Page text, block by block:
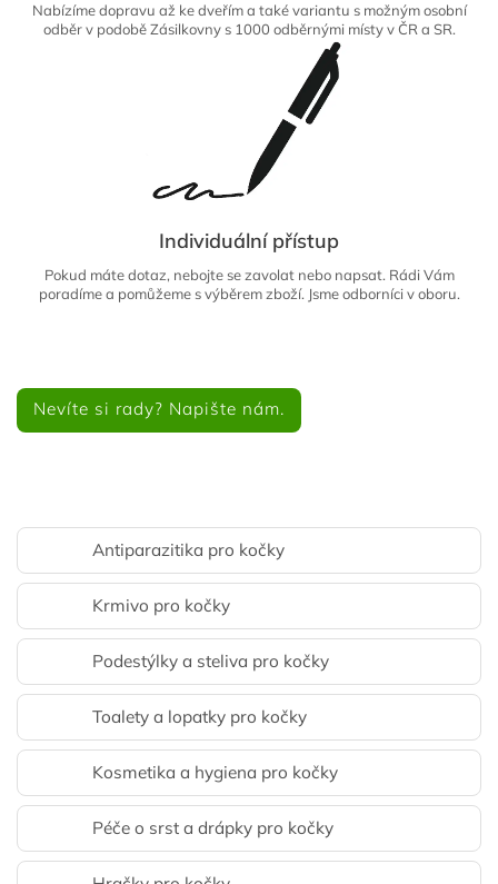
Nabízíme dopravu až ke dveřím a také variantu s možným osobní
odběr v podobě Zásilkovny s 1000 odběrnými místy v ČR a SR.
Individuální přístup
Pokud máte dotaz, nebojte se zavolat nebo napsat. Rádi Vám
poradíme a pomůžeme s výběrem zboží. Jsme odborníci v oboru.
Nevíte si rady? Napište nám.
Antiparazitika pro kočky
Krmivo pro kočky
Podestýlky a steliva pro kočky
Toalety a lopatky pro kočky
Kosmetika a hygiena pro kočky
Péče o srst a drápky pro kočky